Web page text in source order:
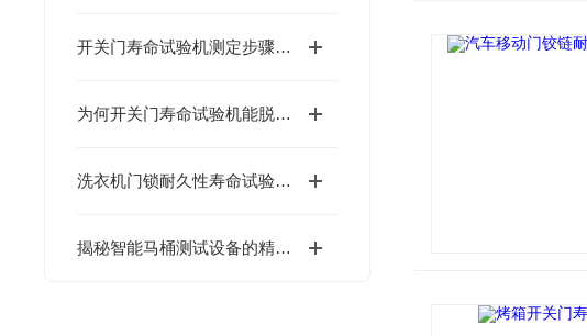
开关门寿命试验机测定步骤揭秘：从准备到落地，关键细节全拿捏
为何开关门寿命试验机能脱颖而出？其优势藏着关键答案
洗衣机门锁耐久性寿命试验机GB 4706.24
揭秘智能马桶测试设备的精密结构：每一处设计，都在为精准把关！